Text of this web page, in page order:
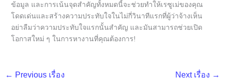
ข้อมูล และการเน้นจุดสำคัญทั้งหมดนี้จะช่วยทำให้เรซูเม่ของคุณ
โดดเด่นและสร้างความประทับใจในไม่กี่วินาทีแรกที่ผู้ว่าจ้างเห็น
อย่าลืมว่าความประทับใจแรกนั้นสำคัญ และมันสามารถช่วยเปิด
โอกาสใหม่ ๆ ในการหางานที่คุณต้องการ!
← Previous เรื่อง Next เรื่อง →